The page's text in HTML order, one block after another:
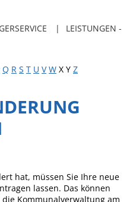
Media
LEISTUNGEN -
Q R S T U V W X Y Z
hat, müssen Sie Ihre neue
lassen. Das können
Kommunalverwaltung am